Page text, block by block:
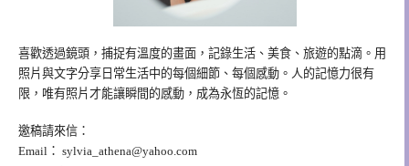
喜歡透過鏡頭，捕捉有溫度的畫面，記錄生活、美食、旅遊的點滴。用
照片與文字分享日常生活中的每個細節、每個感動。人的記憶力很有
限，唯有照片才能讓瞬間的感動，成為永恆的記憶。
邀稿請來信：
Email： sylvia_athena@yahoo.com